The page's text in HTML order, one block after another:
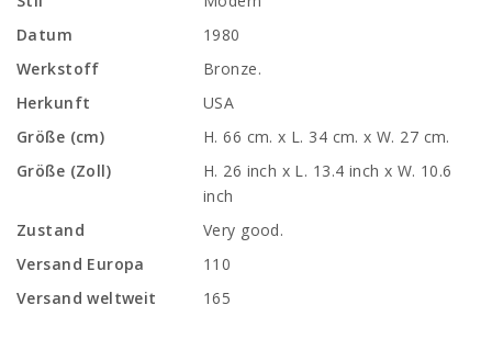
Datum
1980
Werkstoff
Bronze.
Herkunft
USA
Größe (cm)
H. 66 cm. x L. 34 cm. x W. 27 cm.
Größe (Zoll)
H. 26 inch x L. 13.4 inch x W. 10.6
inch
Zustand
Very good.
Versand Europa
110
Versand weltweit
165